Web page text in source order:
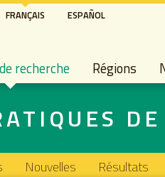
Aller
principal
FRANÇAIS ESPAÑOL
recherche Régions
Nouvelles Résultats